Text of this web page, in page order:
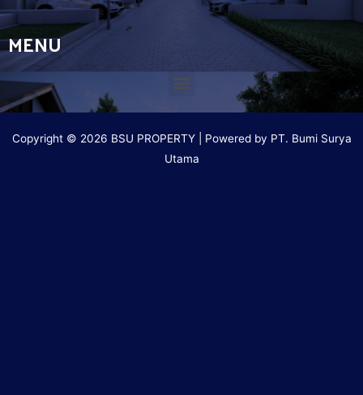
MENU
Copyright © 2026 BSU PROPERTY | Powered by PT. Bumi Surya
Utama